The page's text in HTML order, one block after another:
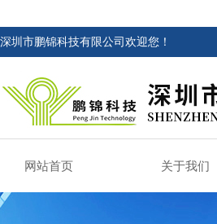
深圳市鹏锦科技有限公司欢迎您！
网站首页 关于我们